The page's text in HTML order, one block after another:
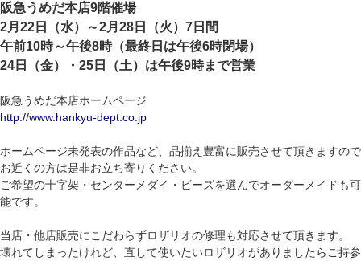
阪急うめだ本店9階催場
2月22日（水）～2月28日（火）7日間
午前10時～午後8時（最終日は午後6時閉場）
24日（金）・25日（土）は午後9時まで営業
阪急うめだ本店ホームページ
http://www.hankyu-dept.co.jp
ホームページ未発表の作品など、品揃え豊富に販売させて頂きますので
お近くの方は是非お立ち寄りください。
ご希望の十字架・センターメダイ・ビーズを選んでオーダーメイドも可
能です。
当店・他店販売にこだわらずロザリオの修理も対応させて頂きます。
壊れてしまったけれど、直して使いたいロザリオがありましたらご持参